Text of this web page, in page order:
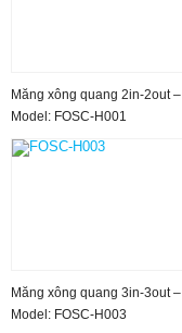
Măng xông quang 2in-2out –
Model: FOSC-H001
Măng xông quang 3in-3out –
Model: FOSC-H003